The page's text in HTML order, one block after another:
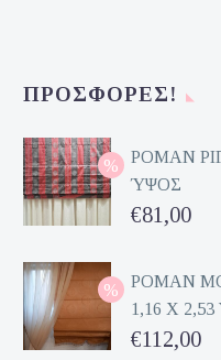
ΠΡΟΣΦΟΡΈΣ!
ΡΟΜΑΝ
ΎΨΟΣ
Original
was:
€162,00.
€81,00
τρέχουσα
τιμή
είναι:
ΡΟΜΑΝ
1,16 Χ
Original
€112,00